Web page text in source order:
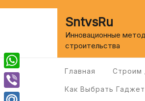
SntvsRu
Инновационные
строительства
Главная Строим
Как Выбрать Гаджет
WhatsApp
Viber